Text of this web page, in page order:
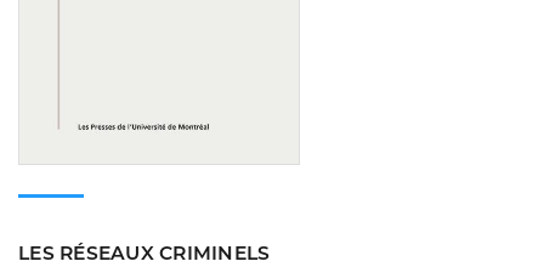
LES RÉSEAUX CRIMINELS